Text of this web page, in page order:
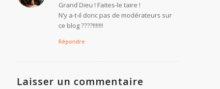
it :
Grand Dieu ! Faites-le taire !
N’y a-t-il donc pas de modérateurs sur
ce blog ????!!!!!!!
Répondre
Laisser un commentaire